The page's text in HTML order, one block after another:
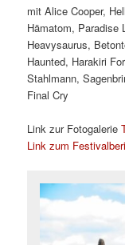
mit Alice Cooper,
Hämatom, Paradise
Heavysaurus,
Haunted, Harakiri
Stahlmann,
Final Cry
Link zur Fotogalerie
Link zum